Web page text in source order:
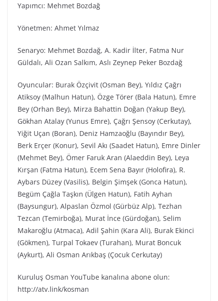
Yapımcı: Mehmet Bozdağ
Yönetmen: Ahmet Yılmaz
Senaryo: Mehmet Bozdağ, A. Kadir İlter, Fatma Nur
Güldalı, Ali Ozan Salkım, Aslı Zeynep Peker Bozdağ
Oyuncular: Burak Özçivit (Osman Bey), Yıldız Çağrı
Atiksoy (Malhun Hatun), Özge Törer (Bala Hatun), Emre
Bey (Orhan Bey), Mirza Bahattin Doğan (Yakup Bey),
Gökhan Atalay (Yunus Emre), Çağrı Şensoy (Cerkutay),
Yiğit Uçan (Boran), Deniz Hamzaoğlu (Bayındır Bey),
Berk Erçer (Konur), Sevil Akı (Saadet Hatun), Emre Dinler
(Mehmet Bey), Ömer Faruk Aran (Alaeddin Bey), Leya
Kırşan (Fatma Hatun), Ecem Sena Bayır (Holofira), R.
Aybars Düzey (Vasilis), Belgin Şimşek (Gonca Hatun),
Begüm Çağla Taşkın (Ülgen Hatun), Fatih Ayhan
(Baysungur), Alpaslan Özmol (Gürbüz Alp), Tezhan
Tezcan (Temirboğa), Murat İnce (Gürdoğan), Selim
Makaroğlu (Atmaca), Adil Şahin (Kara Ali), Burak Ekinci
(Gökmen), Turpal Tokaev (Turahan), Murat Boncuk
(Aykurt), Ali Osman Arıkbaş (Çocuk Cerkutay)
Kuruluş Osman YouTube kanalına abone olun:
http://atv.link/kosman